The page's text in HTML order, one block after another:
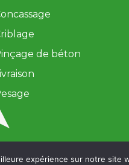
de béton
ventesexpérience sur notre